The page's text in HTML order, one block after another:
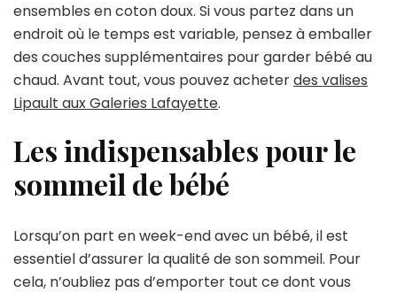
ensembles en coton doux. Si vous partez dans un
endroit où le temps est variable, pensez à emballer
des couches supplémentaires pour garder bébé au
chaud. Avant tout, vous pouvez acheterdes valises
Lipault aux Galeries Lafayette.
Les indispensables pour le
sommeil de bébé
Lorsqu’on part en week-end avec un bébé, il est
essentiel d’assurer la qualité de son sommeil. Pour
cela, n’oubliez pas d’emporter tout ce dont vous